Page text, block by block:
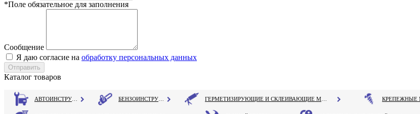
*Поле обязательное для заполнения
Сообщение
Я даю согласие на обработку персональных данных
Каталог товаров